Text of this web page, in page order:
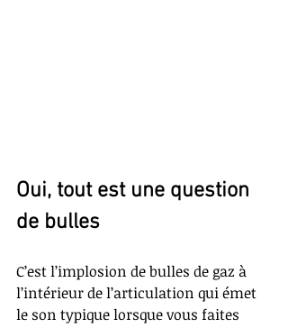
Oui, tout est une question
de bulles
C’est l’implosion de bulles de gaz à
l’intérieur de l’articulation qui émet
le son typique lorsque vous faites